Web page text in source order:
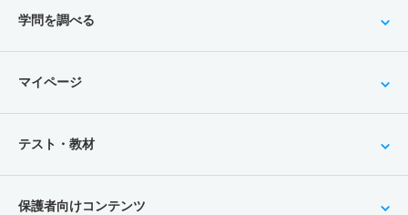
学問を調べる
マイページ
テスト・教材
保護者向けコンテンツ